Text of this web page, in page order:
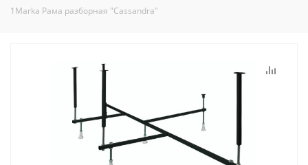
1Marka Рама разборная "Cassandra"